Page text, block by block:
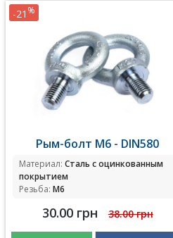
Рым-болт М6 - DIN580
Материал: Сталь с оцинкованным
покрытием
Резьба: M6
30.00 грн 38.00 грн
-21 %